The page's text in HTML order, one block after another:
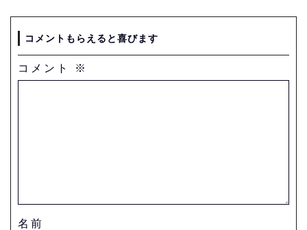
コメントもらえると喜びます
コメント ※
名前